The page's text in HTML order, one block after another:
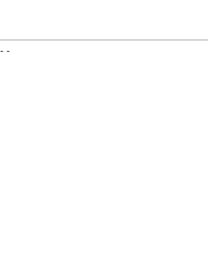
- -